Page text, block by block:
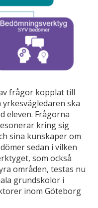
frågor kopplat till
ska
eleven. Frågorna
kring sig
sina kunskaper om
sedan i vilken
som också
områden, testas nu
grundskolor i
inom Göteborg